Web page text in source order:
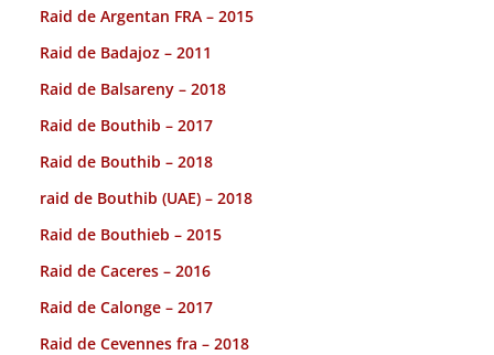
Raid de Argentan FRA – 2015
Raid de Badajoz – 2011
Raid de Balsareny – 2018
Raid de Bouthib – 2017
Raid de Bouthib – 2018
raid de Bouthib (UAE) – 2018
Raid de Bouthieb – 2015
Raid de Caceres – 2016
Raid de Calonge – 2017
Raid de Cevennes fra – 2018